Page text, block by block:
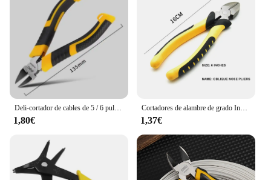
Deli-cortador de cables de 5 / 6 pulgadas, pinzas de plástico CR-V, cortador de cables y joyería, tijeras laterales, Mini alicates, herramienta eléctrica
1,80€
Cortadores de alambre de grado Industrial, alicates multifuncionales, Alicates de punta de aguja de acero con alto contenido de carbono, boquillas inclinadas de 6 pulgadas y 8 pulgadas
1,37€